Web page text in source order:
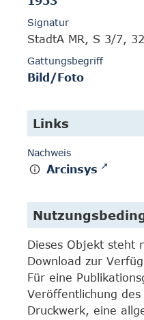
Signatur
StadtA MR, S 3/7,
Gattungsbegriff
Bild/Foto
Links
Nachweis
Arcinsys
Dieses Objekt steht
Download zur
Für eine
Veröffentlichung
Druckwerk, eine